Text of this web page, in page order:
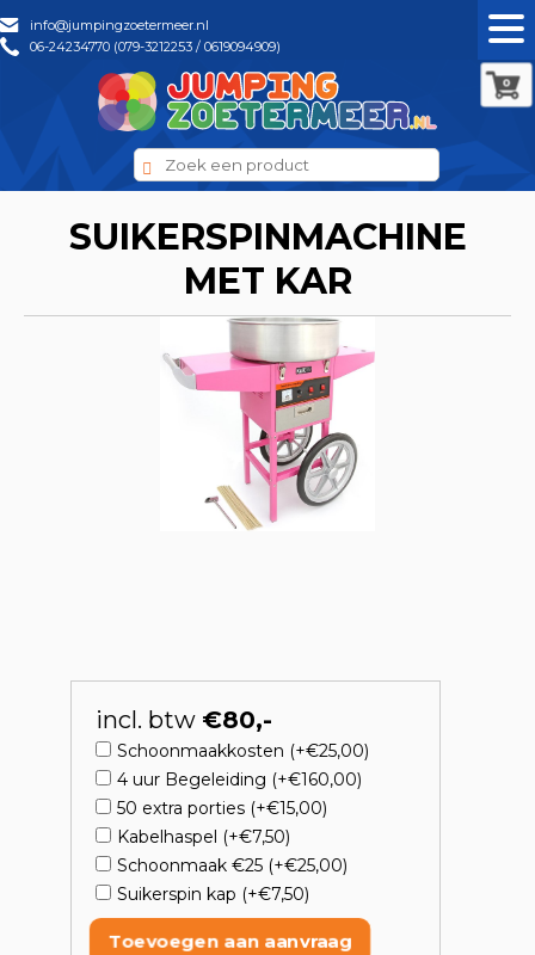
0
info@jumpingzoetermeer.nl
06-24234770 (079-3212253 / 0619094909)
SUIKERSPINMACHINE
MET KAR
incl. btw €80,-
Schoonmaakkosten (+€25,00)
4 uur Begeleiding (+€160,00)
50 extra porties (+€15,00)
Kabelhaspel (+€7,50)
Schoonmaak €25 (+€25,00)
Suikerspin kap (+€7,50)
Toevoegen aan aanvraag